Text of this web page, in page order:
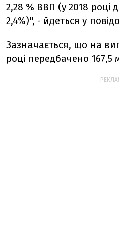
2,28 % ВВП (у 2018 році
2,4%)", - йдеться у
Зазначається, що на
році передбачено 167,5